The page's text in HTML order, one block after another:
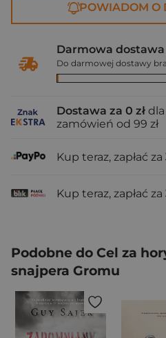
POWIADOM O
Darmowa dostawa
Do darmowej dostawy
Dostawa za 0 zł dla
zamówień od 99 zł
Kup teraz, zapłać za
Kup teraz, zapłać za
Podobne do Cel za
snajpera Gromu